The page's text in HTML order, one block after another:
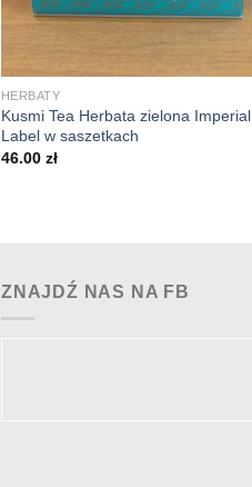
HERBATY
Kusmi Tea Herbata zielona Imperial
Label w saszetkach
46.00 zł
ZNAJDŹ NAS NA FB